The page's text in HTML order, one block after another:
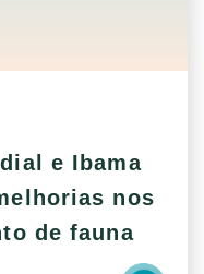
e Ibama
nos
de fauna